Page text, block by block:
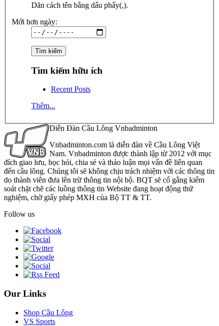
Dãn cách tên bằng dấu phẩy(,).
Mới hơn ngày:
Tìm kiếm hữu ích
Recent Posts
Thêm...
Diễn Đàn Cầu Lông Vnbadminton
Vnbadminton.com là diễn đàn về Cầu Lông Việt
Nam. Vnbadminton được thành lập từ 2012 với mục
đích giao lưu, học hỏi, chia sẻ và thảo luận mọi vấn đề liên quan
đến cầu lông. Chúng tôi sẽ không chịu trách nhiệm với các thông tin
do thành viên đưa lên trừ thông tin nội bộ. BQT sẽ cố gắng kiểm
soát chặt chẽ các luồng thông tin Website đang hoạt động thử
nghiệm, chờ giấy phép MXH của Bộ TT & TT.
Follow us
Our Links
Shop Cầu Lông
VS Sports